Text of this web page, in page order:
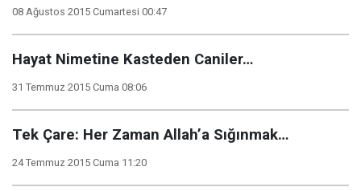
08 Ağustos 2015 Cumartesi 00:47
Hayat Nimetine Kasteden Caniler…
31 Temmuz 2015 Cuma 08:06
Tek Çare: Her Zaman Allah’a Sığınmak…
24 Temmuz 2015 Cuma 11:20